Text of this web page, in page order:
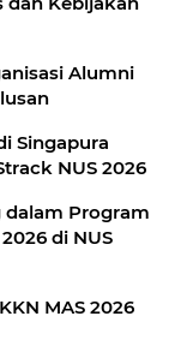
Alumni
Singapura
NUS 2026
dalam Program
di NUS
MAS 2026